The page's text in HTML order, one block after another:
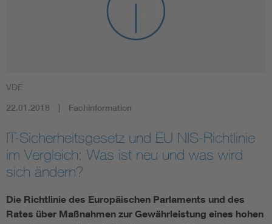
Assisted Living
VDE
22.01.2018 Fachinformation
IT-Sicherheitsgesetz und EU NIS-Richtlinie
im Vergleich: Was ist neu und was wird
sich ändern?
Die Richtlinie des Europäischen Parlaments und des
Rates über Maßnahmen zur Gewährleistung eines hohen